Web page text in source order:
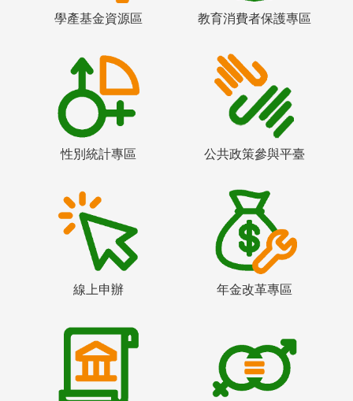
學產基金資源區 教育消費者保護專區
性別統計專區 公共政策參與平臺
線上申辦 年金改革專區